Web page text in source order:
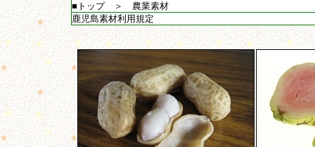
■トップ＞ 農業素材
鹿児島素材利用規定